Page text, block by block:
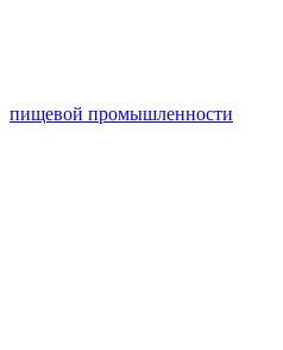
пищевой промышленности